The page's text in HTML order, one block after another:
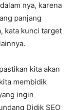
nya, karena
panjang
kata kunci target
kita akan
membidik
ingin
Didik SEO